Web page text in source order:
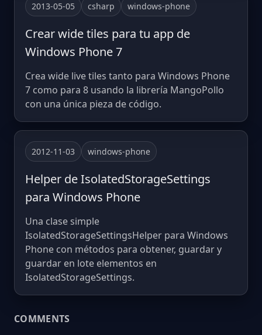
2013-05-05 csharp windows-phone
Crear wide tiles para tu app de
Windows Phone 7
Crea wide live tiles tanto para Windows Phone
7 como para 8 usando la librería MangoPollo
con una única pieza de código.
2012-11-03 windows-phone
Helper de IsolatedStorageSettings
para Windows Phone
Una clase simple
IsolatedStorageSettingsHelper para Windows
Phone con métodos para obtener, guardar y
guardar en lote elementos en
IsolatedStorageSettings.
COMMENTS